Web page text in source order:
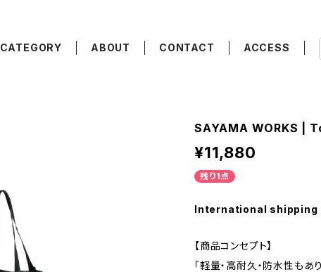
CATEGORY ABOUT CONTACT ACCESS
SAYAMA WORKS |
¥11,880
残り1点
International shipping
【商品コンセプト】
「軽量・高耐久・防水性も